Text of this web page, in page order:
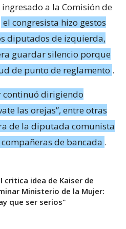
a la Comisión de
el congresista hizo gestos
diputados de izquierda,
guardar silencio porque
de punto de reglamento .
continuó dirigiendo
las orejas”, entre otras
de la diputada comunista
de bancada .
critica idea de Kaiser de
Ministerio de la Mujer:
que ser serios"